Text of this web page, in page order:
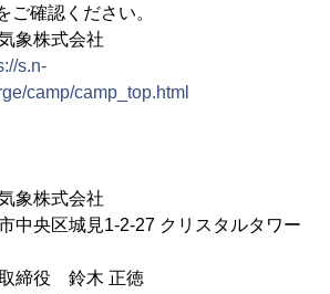
ご確認ください。
象株式会社
s.n-
camp/camp_top.html
株式会社
中央区城見1-2-27 クリスタルタワー
締役 鈴木 正徳